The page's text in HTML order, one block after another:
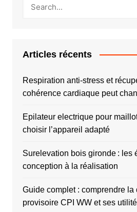
Articles récents
Respiration anti-stress et
cohérence cardiaque peut
Epilateur electrique pour
choisir l’appareil adapté
Surelevation bois gironde : les
conception à la réalisation
Guide complet : comprendre la
provisoire CPI WW et ses